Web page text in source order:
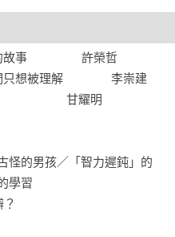
有許多的想法與疑問。
多了一些煩惱，
，
，
貌。
言故事……
事                 許榮哲
想被理解               李崇建
甘耀明
怪的男孩／「智力遲鈍」的
學習